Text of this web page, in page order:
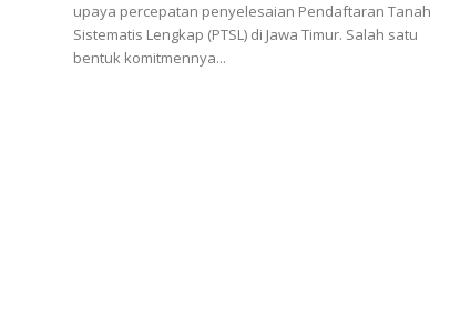
upaya percepatan penyelesaian Pendaftaran Tanah
Sistematis Lengkap (PTSL) di Jawa Timur. Salah satu
bentuk komitmennya...